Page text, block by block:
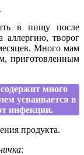
в пищу после
аллергию, творог
Много мам
приготовленным
много
усваивается в
инфекции.
продукта.